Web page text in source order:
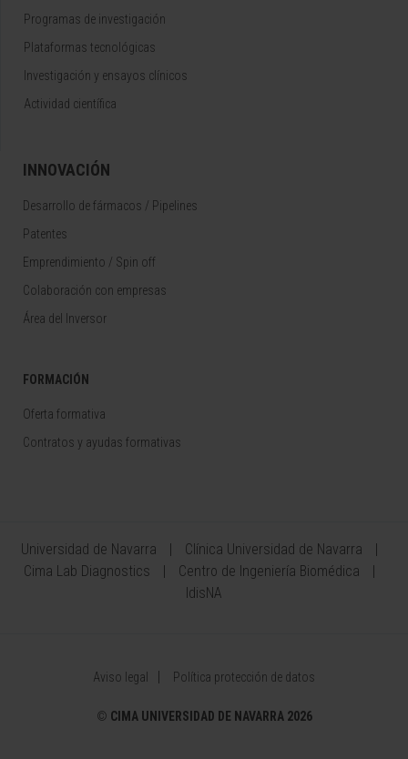
Programas de investigación
Plataformas tecnológicas
Investigación y ensayos clínicos
Actividad científica
INNOVACIÓN
Desarrollo de fármacos / Pipelines
Patentes
Emprendimiento / Spin off
Colaboración con empresas
Área del Inversor
FORMACIÓN
Oferta formativa
Contratos y ayudas formativas
Universidad de Navarra
Clínica Universidad de Navarra
Cima Lab Diagnostics
Centro de Ingeniería Biomédica
IdisNA
Aviso legal Política protección de datos
© CIMA UNIVERSIDAD DE NAVARRA 2026